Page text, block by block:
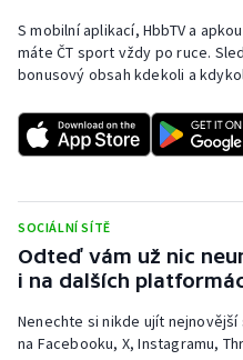
S mobilní aplikací, HbbTV a
máte ČT sport vždy po ruce.
bonusový obsah kdekoli a
SOCIÁLNÍ SÍTĚ
Odteď vám už nic
i na dalších
Nenechte si nikde ujít
na Facebooku, X, Instagramu,